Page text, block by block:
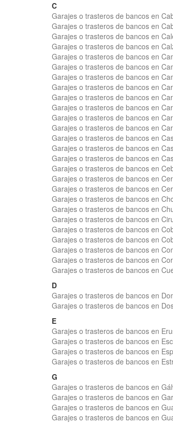
C
Garajes o trasteros de bancos en
Garajes o trasteros de bancos en
Garajes o trasteros de bancos en
Garajes o trasteros de bancos en
Garajes o trasteros de bancos en
Garajes o trasteros de bancos en
Garajes o trasteros de bancos en
Garajes o trasteros de bancos en
Garajes o trasteros de bancos en
Garajes o trasteros de bancos en
Garajes o trasteros de bancos en
Garajes o trasteros de bancos en
Garajes o trasteros de bancos en
Garajes o trasteros de bancos en
Garajes o trasteros de bancos en
Garajes o trasteros de bancos en
Garajes o trasteros de bancos en
Garajes o trasteros de bancos en
Garajes o trasteros de bancos en
Garajes o trasteros de bancos en
Garajes o trasteros de bancos en
Garajes o trasteros de bancos en
Garajes o trasteros de bancos en
Garajes o trasteros de bancos en
Garajes o trasteros de bancos en
Garajes o trasteros de bancos en
D
Garajes o trasteros de bancos en
Garajes o trasteros de bancos en
E
Garajes o trasteros de bancos en
Garajes o trasteros de bancos en
Garajes o trasteros de bancos en
Garajes o trasteros de bancos en
G
Garajes o trasteros de bancos en
Garajes o trasteros de bancos en
Garajes o trasteros de bancos en
Garajes o trasteros de bancos en